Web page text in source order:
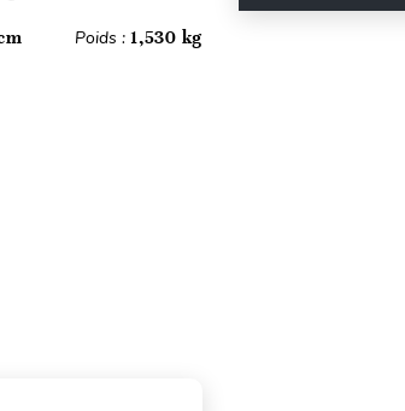
Poids :1,530 kg